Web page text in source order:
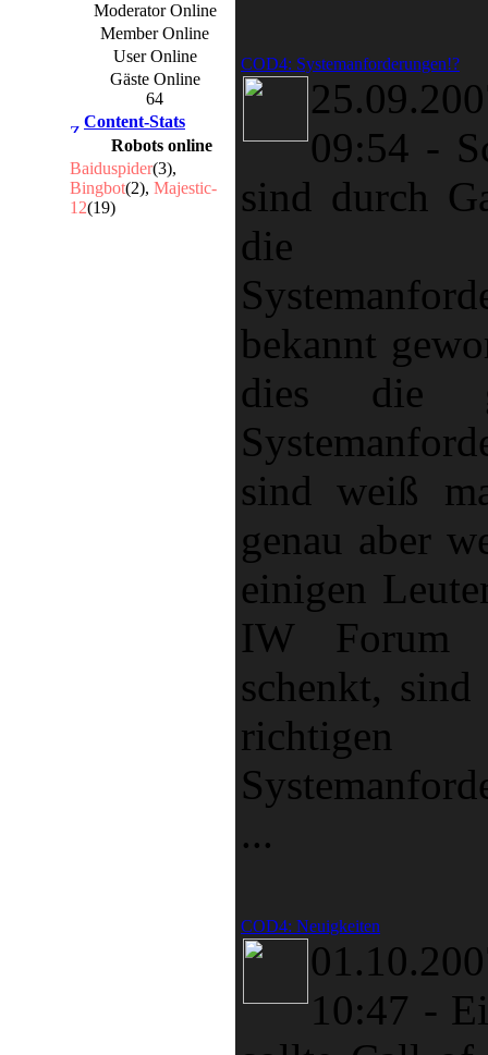
Moderator Online
Member Online
User Online
Gäste Online
64
Content-Stats
Robots online
Baiduspider(3),
Bingbot(2), Majestic-
12(19)
COD4: Systemanforderungen!?
09:54 -
sind durch
die
bekannt
dies die
sind weiß
genau aber
einigen
IW Forum
schenkt,
richtigen
...
COD4: Neuigkeiten
10:47 -